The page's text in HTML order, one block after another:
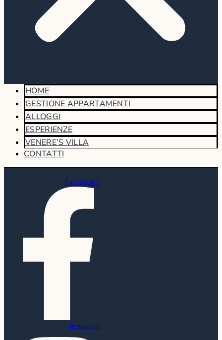
HOME
GESTIONE APPARTAMENTI
ALLOGGI
ESPERIENZE
VENERE’S VILLA
CONTATTI
Facebook-f
Instagram